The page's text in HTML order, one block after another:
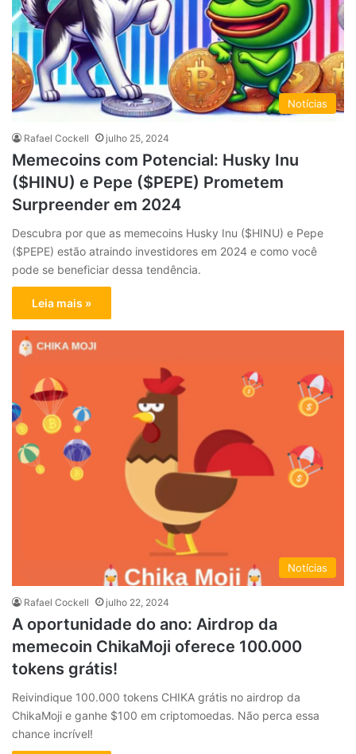
Notícias
Rafael Cockell julho 25, 2024
Memecoins com Potencial: Husky Inu
($HINU) e Pepe ($PEPE) Prometem
Surpreender em 2024
Descubra por que as memecoins Husky Inu ($HINU) e Pepe
($PEPE) estão atraindo investidores em 2024 e como você
pode se beneficiar dessa tendência.
Leia mais »
Notícias
Rafael Cockell julho 22, 2024
A oportunidade do ano: Airdrop da
memecoin ChikaMoji oferece 100.000
tokens grátis!
Reivindique 100.000 tokens CHIKA grátis no airdrop da
ChikaMoji e ganhe $100 em criptomoedas. Não perca essa
chance incrível!